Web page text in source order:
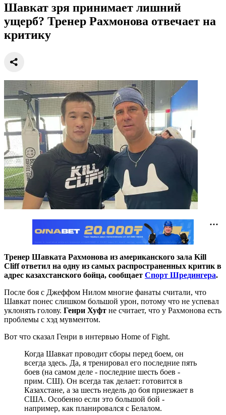
Шавкат зря принимает лишний
ущерб? Тренер Рахмонова отвечает на
критику
Тренер Шавката Рахмонова из американского зала Kill
Cliff ответил на одну из самых распространенных критик в
адрес казахстанского бойца, сообщает Спорт Шредингера.
После боя с Джеффом Нилом многие фанаты считали, что
Шавкат понес слишком большой урон, потому что не успевал
уклонять голову. Генри Хуфт не считает, что у Рахмонова есть
проблемы с хэд мувментом.
Вот что сказал Генри в интервью Home of Fight.
Когда Шавкат проводит сборы перед боем, он
всегда здесь. Да, я тренировал его последние пять
боев (на самом деле - последние шесть боев -
прим. СШ). Он всегда так делает: готовится в
Казахстане, а за шесть недель до боя приезжает в
США. Особенно если это большой бой -
например, как планировался с Белалом.